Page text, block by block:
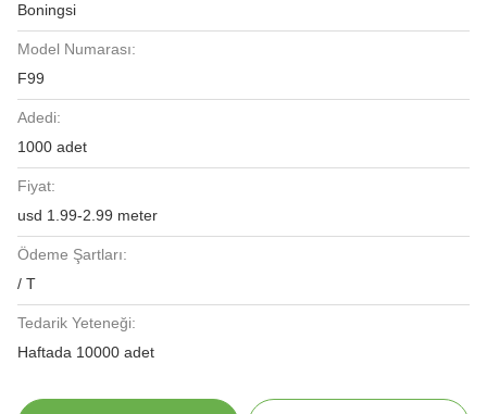
Boningsi
Model Numarası:
F99
Adedi:
1000 adet
Fiyat:
usd 1.99-2.99 meter
Ödeme Şartları:
/ T
Tedarik Yeteneği:
Haftada 10000 adet